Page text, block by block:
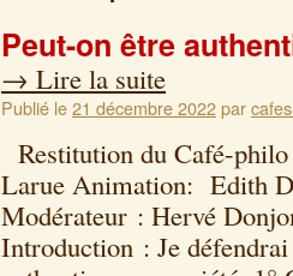
Peut-on être
→ Lire la suite
Publié le21 décembre 2022par
Restitution du Café-
Larue Animation: Edith
Modérateur : Hervé
Introduction : Je